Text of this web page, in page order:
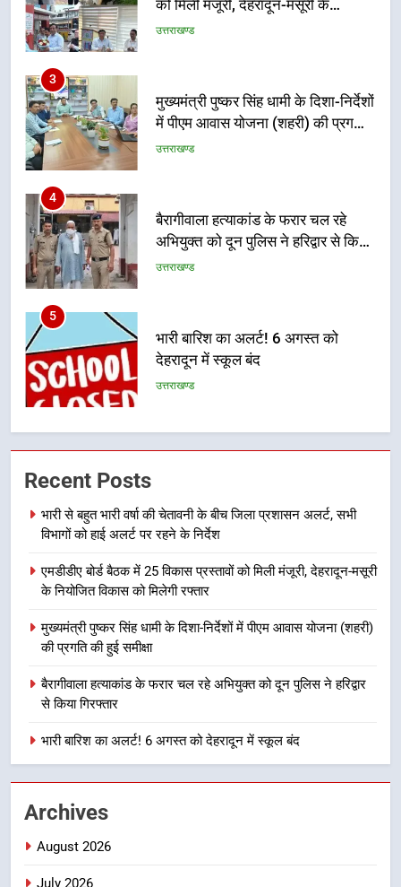
में पीएम आवास योजना (शहरी) की प्रगति
की हुई समीक्षा
उत्तराखण्ड
4
बैरागीवाला हत्याकांड के फरार चल रहे
अभियुक्त को दून पुलिस ने हरिद्वार से किया
गिरफ्तार
उत्तराखण्ड
5
भारी बारिश का अलर्ट! 6 अगस्त को
देहरादून में स्कूल बंद
उत्तराखण्ड
6
मुख्यमंत्री धामी की सुरक्षा प्राथमिकता:
सीसीटीवी, ड्रोन और स्वास्थ्य सेवाओं के
बीच शिवभक्तों के लिए बनाया सुरक्षित
उत्तराखण्ड
7
एसआईआर प्रक्रिया की निगरानी के लिए
उत्तराखण्ड
सड़क सुरक्षा पर डीएम का सख्त एक्शन,
ब्लैक स्पॉट होंगे सुरक्षित, हर माह होगी
प्रगति समीक्षा
उत्तराखण्ड
भारी से बहुत भारी वर्षा की चेतावनी के बीच
अलर्ट पर रहने के निर्देश
उत्तराखण्ड
Recent Posts
भारी से बहुत भारी वर्षा की चेतावनी के बीच जिला प्रशासन अलर्ट, सभी
विभागों को हाई अलर्ट पर रहने के निर्देश
एमडीडीए बोर्ड बैठक में 25 विकास प्रस्तावों को मिली मंजूरी, देहरादून-मसूरी
के नियोजित विकास को मिलेगी रफ्तार
मुख्यमंत्री पुष्कर सिंह धामी के दिशा-निर्देशों में पीएम आवास योजना (शहरी)
की प्रगति की हुई समीक्षा
बैरागीवाला हत्याकांड के फरार चल रहे अभियुक्त को दून पुलिस ने हरिद्वार
से किया गिरफ्तार
भारी बारिश का अलर्ट! 6 अगस्त को देहरादून में स्कूल बंद
Archives
August 2026
July 2026